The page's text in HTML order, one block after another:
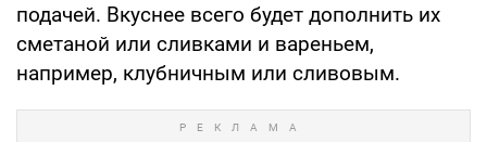
подачей. Вкуснее всего будет дополнить их
сметаной или сливками и вареньем,
например, клубничным или сливовым.